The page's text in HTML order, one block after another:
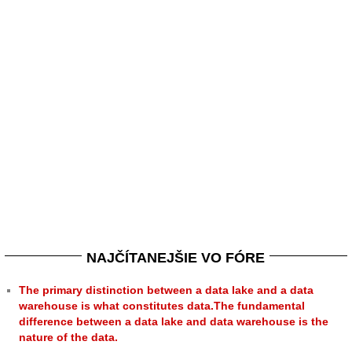
NAJČÍTANEJŠIE VO FÓRE
The primary distinction between a data lake and a data
warehouse is what constitutes data.The fundamental
difference between a data lake and data warehouse is the
nature of the data.